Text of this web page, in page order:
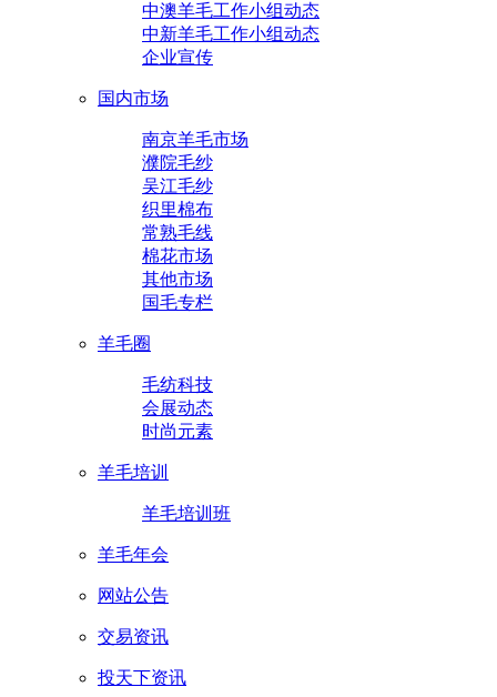
中澳羊毛工作小组动态
中新羊毛工作小组动态
企业宣传
国内市场
南京羊毛市场
濮院毛纱
吴江毛纱
织里棉布
常熟毛线
棉花市场
其他市场
国毛专栏
羊毛圈
毛纺科技
会展动态
时尚元素
羊毛培训
羊毛培训班
羊毛年会
网站公告
交易资讯
投天下资讯